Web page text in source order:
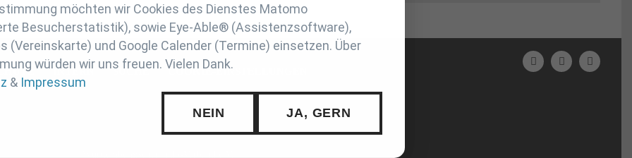
INTERN SUCHE COOKIE-EINSTELLUNGEN
möchten wir Cookies des Dienstes Matomo
Besucherstatistik), sowie Eye-Able® (Assistenzsoftware),
(Vereinskarte) und Google Calender (Termine) einsetzen. Über
würden wir uns freuen. Vielen Dank.
& Impressum
NEIN JA, GERN